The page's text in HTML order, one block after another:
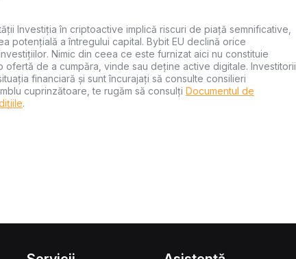
Investiția în criptoactive implică riscuri de piață semnificative,
potențială a întregului capital. Bybit EU declină orice
Nimic din ceea ce este furnizat aici nu constituie
ofertă de a cumpăra, vinde sau deține active digitale. Investitorii
financiară și sunt încurajați să consulte consilieri
cuprinzătoare, te rugăm să consulți Documentul de
.